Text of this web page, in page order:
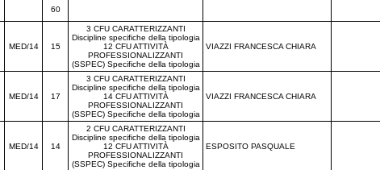
60
MED/14 15
3 CFU CARATTERIZZANTI
Discipline specifiche della tipologia
12 CFU ATTIVITÀ
PROFESSIONALIZZANTI
(SSPEC) Specifiche della tipologia
VIAZZI FRANCESCA CHIARA
MED/14 17
3 CFU CARATTERIZZANTI
Discipline specifiche della tipologia
14 CFU ATTIVITÀ
PROFESSIONALIZZANTI
(SSPEC) Specifiche della tipologia
VIAZZI FRANCESCA CHIARA
MED/14 14
2 CFU CARATTERIZZANTI
Discipline specifiche della tipologia
12 CFU ATTIVITÀ
PROFESSIONALIZZANTI
(SSPEC) Specifiche della tipologia
ESPOSITO PASQUALE